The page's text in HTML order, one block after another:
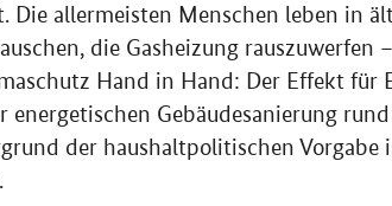
Die allermeisten Menschen leben in
die Gasheizung rauszuwerfen
Hand in Hand: Der Effekt für
Gebäudesanierung
der haushaltpolitischen Vorgabe